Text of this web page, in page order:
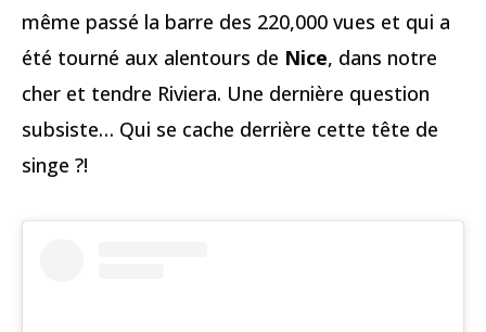
même passé la barre des 220,000 vues et qui a
été tourné aux alentours de Nice, dans notre
cher et tendre Riviera. Une dernière question
subsiste… Qui se cache derrière cette tête de
singe ?!